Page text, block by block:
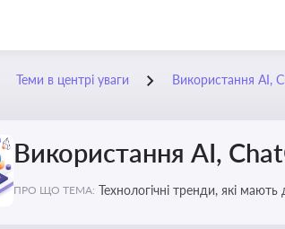
Теми в центрі уваги Використання AI,
Використання AI,
ПРО ЩО ТЕМА: Технологічні тренди, які